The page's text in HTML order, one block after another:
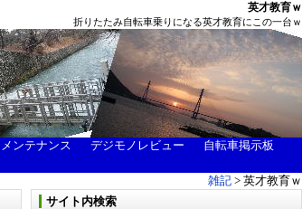
英才教育ｗ
折りたたみ自転車乗りになる英才教育にこの一台ｗ
ンテナンス デジモノレビュー
自転車掲示板
雑記 > 英才教育ｗ
サイト内検索